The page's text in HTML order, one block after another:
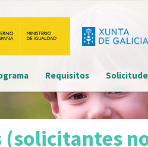
Requisitos